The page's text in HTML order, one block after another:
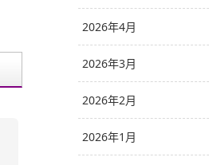
2026年4月
2026年3月
2026年2月
2026年1月